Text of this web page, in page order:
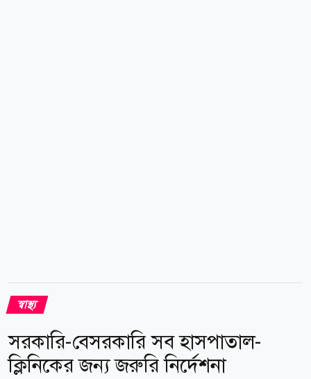
স্বাস্থ্য
সরকারি-বেসরকারি সব হাসপাতাল-
ক্লিনিকের জন্য জরুরি নির্দেশনা